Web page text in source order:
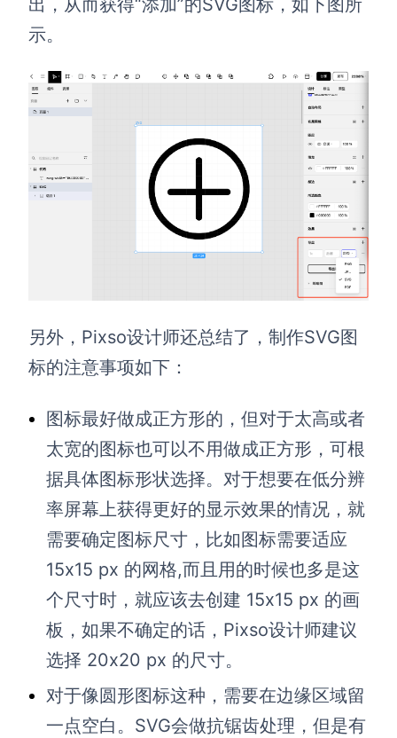
出，从而获得“添加”的SVG图标，如下图所
示。
另外，Pixso设计师还总结了，制作SVG图
标的注意事项如下：
图标最好做成正方形的，但对于太高或者
太宽的图标也可以不用做成正方形，可根
据具体图标形状选择。对于想要在低分辨
率屏幕上获得更好的显示效果的情况，就
需要确定图标尺寸，比如图标需要适应
15x15 px 的网格,而且用的时候也多是这
个尺寸时，就应该去创建 15x15 px 的画
板，如果不确定的话，Pixso设计师建议
选择 20x20 px 的尺寸。
对于像圆形图标这种，需要在边缘区域留
一点空白。SVG会做抗锯齿处理，但是有